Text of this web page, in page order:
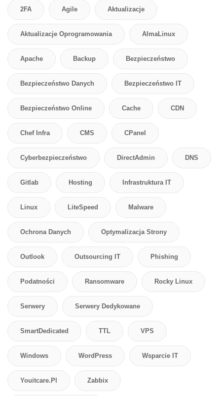
2FA Agile Aktualizacje
Aktualizacje Oprogramowania AlmaLinux
Apache Backup Bezpieczeństwo
Bezpieczeństwo Danych Bezpieczeństwo IT
Bezpieczeństwo Online Cache CDN
Chef Infra CMS CPanel
Cyberbezpieczeństwo DirectAdmin DNS
Gitlab Hosting Infrastruktura IT
Linux LiteSpeed Malware
Ochrona Danych Optymalizacja Strony
Outlook Outsourcing IT Phishing
Podatności Ransomware Rocky Linux
Serwery Serwery Dedykowane
SmartDedicated TTL VPS
Windows WordPress Wsparcie IT
Youitcare.pl Zabbix